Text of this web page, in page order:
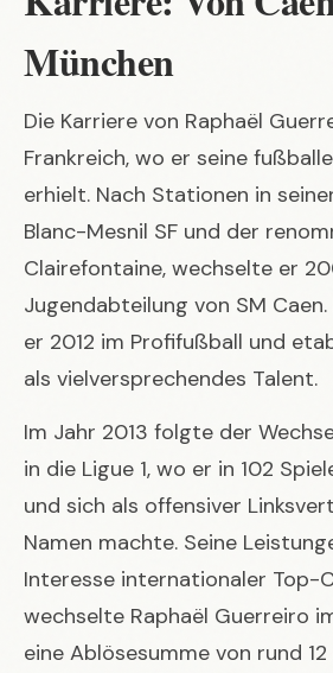
München
Die Karriere von Raphaël
Frankreich, wo er seine
erhielt. Nach Stationen in
Blanc-Mesnil SF und der
Clairefontaine, wechselte er
Jugendabteilung von SM
er 2012 im Profifußball und
als vielversprechendes Talent.
Im Jahr 2013 folgte der
in die Ligue 1, wo er in 102
und sich als offensiver
Namen machte. Seine
Interesse internationaler Top-
wechselte Raphaël Guerreiro
eine Ablösesumme von rund